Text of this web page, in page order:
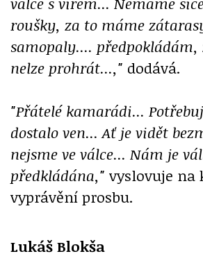
roušky, za to máme
samopaly....
nelze prohrát...," dodává.
"Přátelé kamarádi...
dostalo ven... Ať je vidět
nejsme ve válce... Nám je
předkládána," vyslovuje na
vyprávění prosbu.
Lukáš Blokša